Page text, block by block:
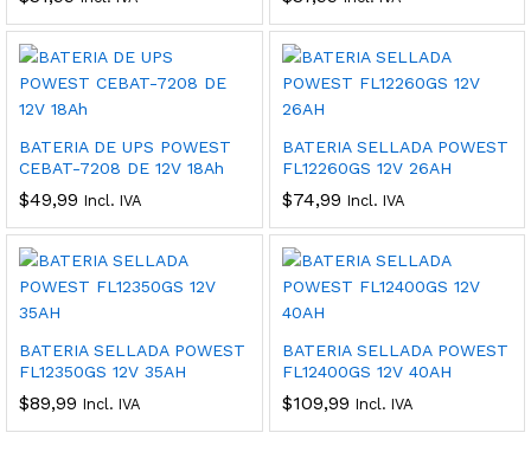
BATERIA DE UPS POWEST
CEBAT-7208 DE 12V 18Ah
$49,99 Incl. IVA
BATERIA SELLADA POWEST
FL12260GS 12V 26AH
$74,99 Incl. IVA
BATERIA SELLADA POWEST
FL12350GS 12V 35AH
$89,99 Incl. IVA
BATERIA SELLADA POWEST
FL12400GS 12V 40AH
$109,99 Incl. IVA